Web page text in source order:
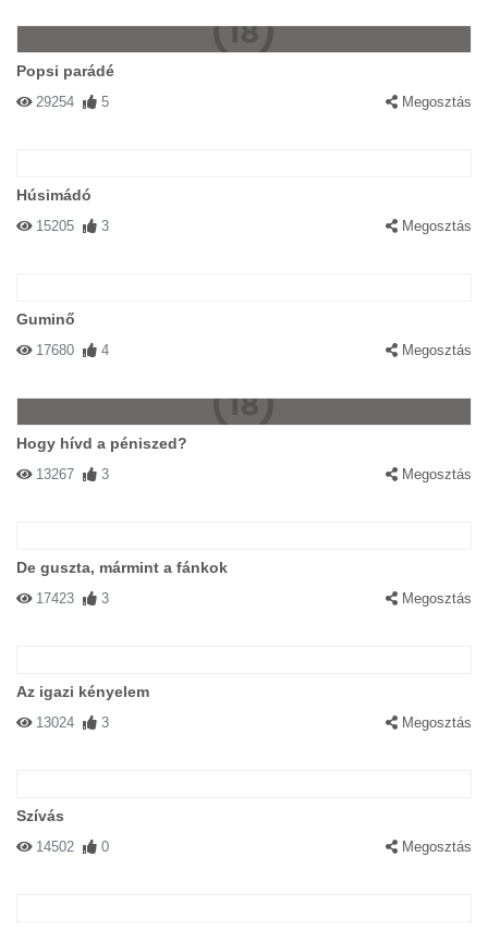
Popsi parádé
29254 5 Megosztás
Húsimádó
15205 3 Megosztás
Guminő
17680 4 Megosztás
Hogy hívd a péniszed?
13267 3 Megosztás
De guszta, mármint a fánkok
17423 3 Megosztás
Az igazi kényelem
13024 3 Megosztás
Szívás
14502 0 Megosztás